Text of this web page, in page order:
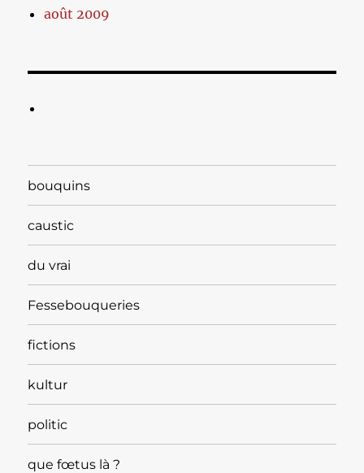
août 2009
bouquins
caustic
du vrai
Fessebouqueries
fictions
kultur
politic
que fœtus là ?